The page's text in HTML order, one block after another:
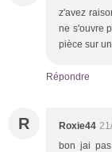
z'avez
ne s'ouvre
pièce sur
Répondre
R Roxie44
bon jai